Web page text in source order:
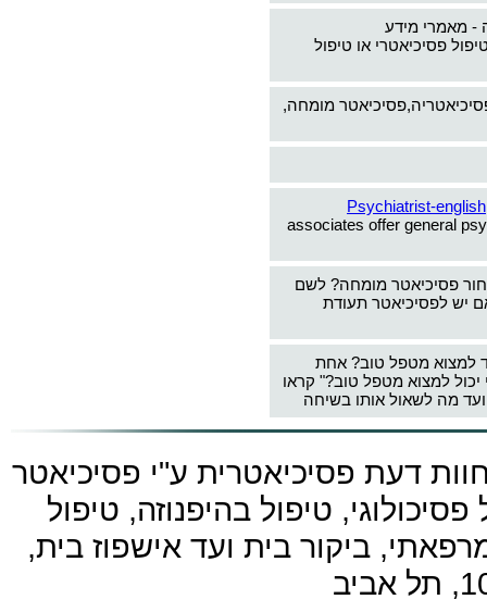
- מאמרי מידע
פסיכיאטרי או טיפול
מומחה,
Psychiatrist-english
associates offer general
פסיכיאטר מומחה? לשם
יש לפסיכיאטר תעודת
למצוא מטפל טוב? אחת
למצוא מטפל טוב?" קראו
מה לשאול אותו בשיחה
דעת פסיכיאטרית ע"י פסיכיאטר
טיפול בהיפנוזה, טיפול
ביקור בית ועד אישפוז בית,